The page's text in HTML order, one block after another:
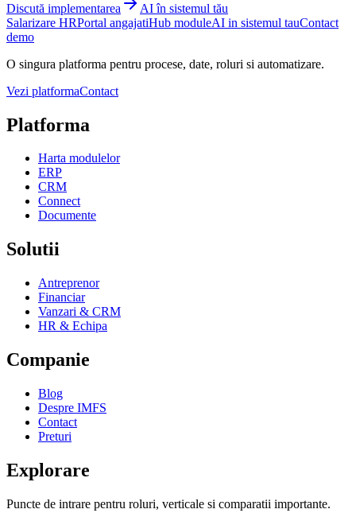
Discută implementarea
AI în sistemul tău
Salarizare HRPortal angajatiHub moduleAI in sistemul tauContact
demo
O singura platforma pentru procese, date, roluri si automatizare.
Vezi platformaContact
Platforma
Harta modulelor
ERP
CRM
Connect
Documente
Solutii
Antreprenor
Financiar
Vanzari & CRM
HR & Echipa
Companie
Blog
Despre IMFS
Contact
Preturi
Explorare
Puncte de intrare pentru roluri, verticale si comparatii importante.